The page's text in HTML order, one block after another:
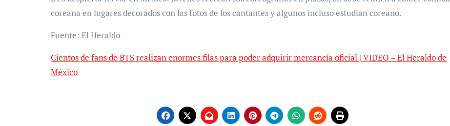
coreana en lugares decorados con las fotos de los cantantes y algunos incluso estudian coreano.
Fuente: El Heraldo
Cientos de fans de BTS realizan enormes filas para poder adquirir mercancía oficial | VIDEO – El Heraldo de
México